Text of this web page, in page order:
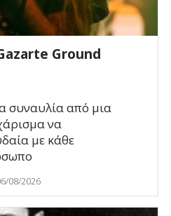
Ground
συναυλία από μια
να
με κάθε
08/2026